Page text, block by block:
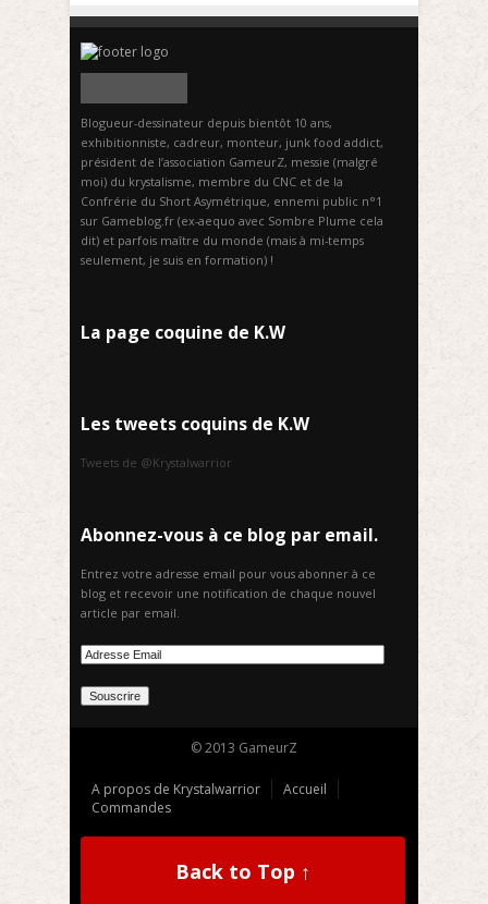
Blogueur-dessinateur depuis bientôt 10 ans,
exhibitionniste, cadreur, monteur, junk food addict,
président de l’association GameurZ, messie (malgré
moi) du krystalisme, membre du CNC et de la
Confrérie du Short Asymétrique, ennemi public n°1
sur Gameblog.fr (ex-aequo avec Sombre Plume cela
dit) et parfois maître du monde (mais à mi-temps
seulement, je suis en formation) !
La page coquine de K.W
Les tweets coquins de K.W
Tweets de @Krystalwarrior
Abonnez-vous à ce blog par email.
Entrez votre adresse email pour vous abonner à ce
blog et recevoir une notification de chaque nouvel
article par email.
© 2013 GameurZ
A propos de Krystalwarrior
Accueil
Commandes
Back to Top ↑